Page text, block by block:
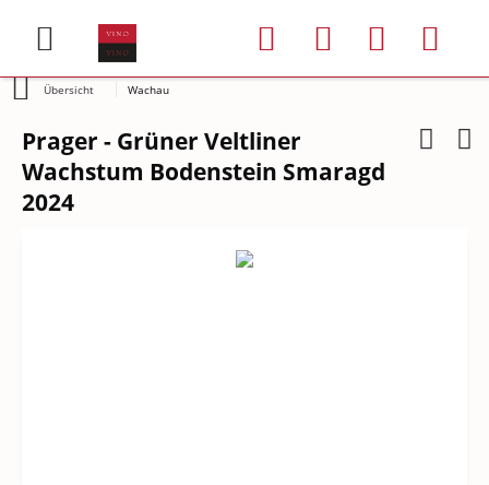
Übersicht Wachau
Prager - Grüner Veltliner
Wachstum Bodenstein Smaragd
2024